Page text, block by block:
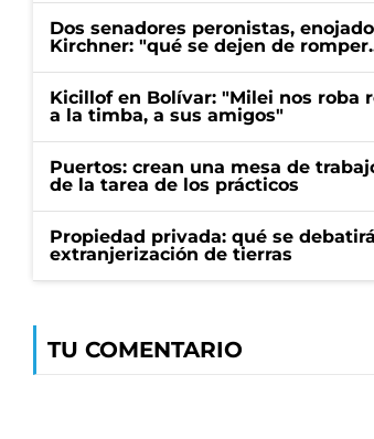
Dos senadores peronistas,
Kirchner: "qué se dejen de
Kicillof en Bolívar: "Milei nos roba
a la timba, a sus amigos"
Puertos: crean una mesa de
de la tarea de los prácticos
Propiedad privada: qué se
extranjerización de tierras
TU COMENTARIO